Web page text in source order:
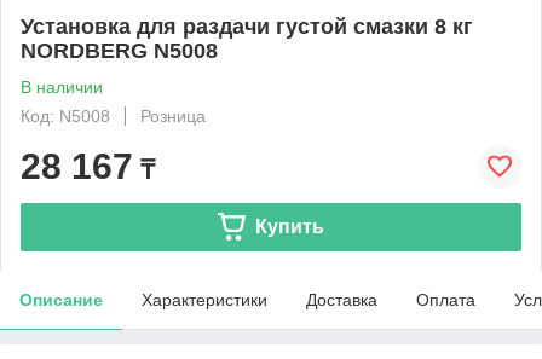
Установка для раздачи густой смазки 8 кг
NORDBERG N5008
В наличии
Код: N5008
Розница
28 167 ₸
Купить
Описание Характеристики Доставка Оплата